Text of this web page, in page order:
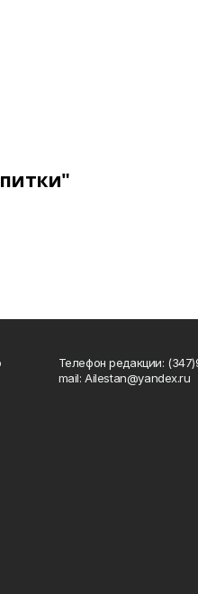
Телефон редакции:
mail: Ailestan@yandex.ru